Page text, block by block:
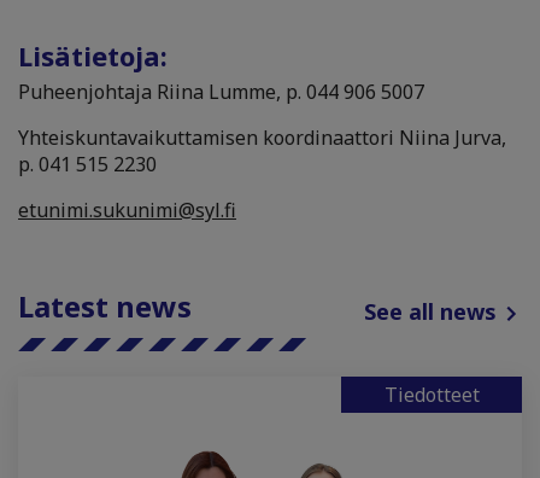
Lisätietoja:
Puheenjohtaja Riina Lumme, p. 044 906 5007
Yhteiskuntavaikuttamisen koordinaattori Niina Jurva,
p. 041 515 2230
etunimi.sukunimi@syl.fi
Latest news See all news
Tiedotteet